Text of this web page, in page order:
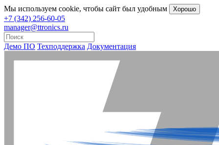
Мы используем cookie, чтобы сайт был удобным Хорошо
+7 (342) 256-60-05
manager@ttronics.ru
Демо ПО Техподдержка Документация